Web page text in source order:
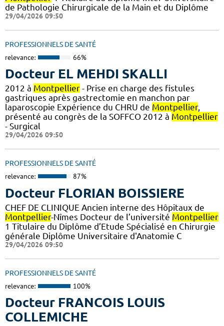
de Pathologie Chirurgicale de la Main et du Diplôme
29/04/2026 09:50
PROFESSIONNELS DE SANTÉ
relevance: 66%
Docteur EL MEHDI SKALLI
2012 à Montpellier - Prise en charge des fistules
gastriques après gastrectomie en manchon par
laparoscopie Expérience du CHRU de Montpellier,
présenté au congrès de la SOFFCO 2012 à Montpellier
- Surgical
29/04/2026 09:50
PROFESSIONNELS DE SANTÉ
relevance: 87%
Docteur FLORIAN BOISSIERE
CHEF DE CLINIQUE Ancien interne des Hôpitaux de
Montpellier-Nîmes Docteur de l’université Montpellier
1 Titulaire du Diplôme d’Etude Spécialisé en Chirurgie
générale Diplôme Universitaire d'Anatomie C
29/04/2026 09:50
PROFESSIONNELS DE SANTÉ
relevance: 100%
Docteur FRANCOIS LOUIS
COLLEMICHE